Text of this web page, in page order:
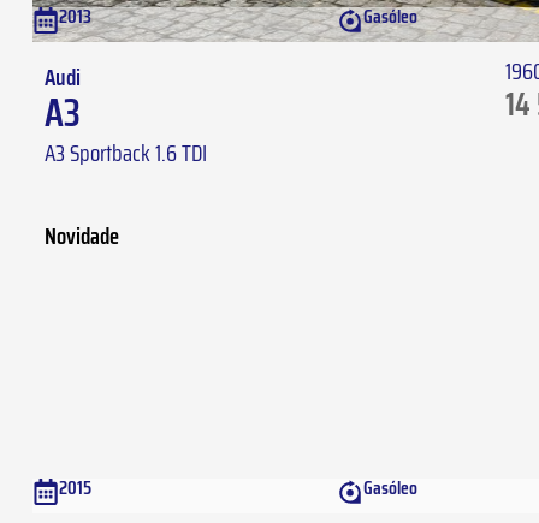
2013 Gasóleo
Audi
A3
A3 Sportback 1.6 TDI
Novidade
2015 Gasóleo